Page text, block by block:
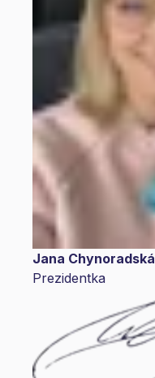
Jana Chynoradská
Prezidentka